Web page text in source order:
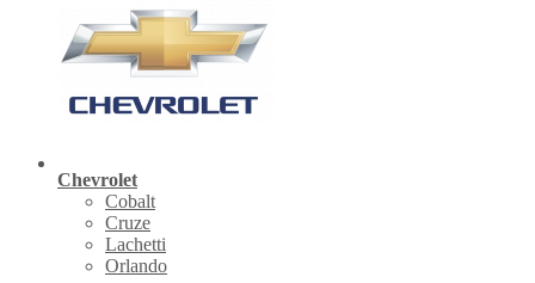
Chevrolet
Cobalt
Cruze
Lachetti
Orlando